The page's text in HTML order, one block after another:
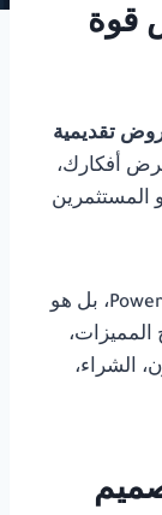
قوة
تقديمية
أفكارك،
المستثمرين
العرض التقديمي ليس مجرد شرائح PowerPoint، بل هو
المميزات،
الشراء،